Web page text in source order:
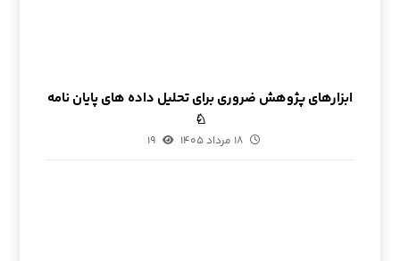
ابزارهای پژوهش ضروری برای تحلیل داده های پایان نامه
♘
۱۸ مرداد ۱۴۰۵ ۱۹